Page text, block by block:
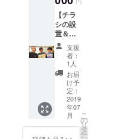
学生の
コミュ
ニ
ティー
スペー
ス
「agora
」で開
催して
いくイ
ベント
の先行
案内
を、
LINE＠
のロゴ
ステッ
カーを
お届け
させて
いただ
きま
す！ぜ
ひ、身
の回り
のもの
に貼っ
てお使
スにご
連絡い
たしま
す。
加券(社
会人)
【2019
年12月
31日ま
で】 ・
活動報
告会に
ご招待
【2020
年3月予
定】 ・
ロゴス
テッ
【チラ
シの設
置＆
agora
or弊社
HPにお
名前の
載！】
【法人
様OK】
▼内容
・小学
支援
者：
1人
お届
け予
定：
2019
年07
月
こ
の
リ
タ
ー